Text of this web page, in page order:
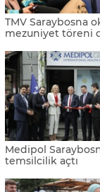
TMV Saraybosna
mezuniyet töreni
Medipol
temsilcilik açtı